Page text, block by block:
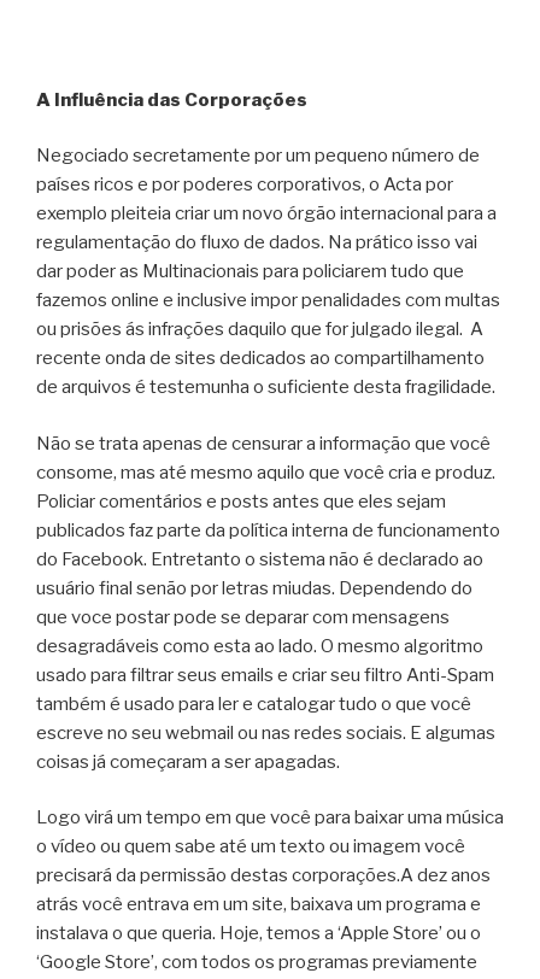
A Influência das Corporações
Negociado secretamente por um pequeno número de
países ricos e por poderes corporativos, o Acta por
exemplo pleiteia criar um novo órgão internacional para a
regulamentação do fluxo de dados. Na prático isso vai
dar poder as Multinacionais para policiarem tudo que
fazemos online e inclusive impor penalidades com multas
ou prisões ás infrações daquilo que for julgado ilegal. A
recente onda de sites dedicados ao compartilhamento
de arquivos é testemunha o suficiente desta fragilidade.
Não se trata apenas de censurar a informação que você
consome, mas até mesmo aquilo que você cria e produz.
Policiar comentários e posts antes que eles sejam
publicados faz parte da política interna de funcionamento
do Facebook. Entretanto o sistema não é declarado ao
usuário final senão por letras miudas. Dependendo do
que voce postar pode se deparar com mensagens
desagradáveis como esta ao lado. O mesmo algoritmo
usado para filtrar seus emails e criar seu filtro Anti-Spam
também é usado para ler e catalogar tudo o que você
escreve no seu webmail ou nas redes sociais. E algumas
coisas já começaram a ser apagadas.
Logo virá um tempo em que você para baixar uma música
o vídeo ou quem sabe até um texto ou imagem você
precisará da permissão destas corporações.A dez anos
atrás você entrava em um site, baixava um programa e
instalava o que queria. Hoje, temos a ‘Apple Store’ ou o
‘Google Store’, com todos os programas previamente